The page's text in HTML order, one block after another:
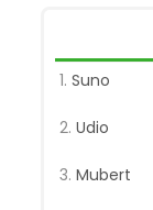
Suno
Udio
Mubert